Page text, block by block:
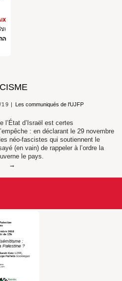
19
Les communiqués de l'UJFP
l’État d’Israël est certes
: en déclarant le 29 novembre
néo-fascistes qui soutiennent le
(en vain) de rappeler à l’ordre la
le pays.